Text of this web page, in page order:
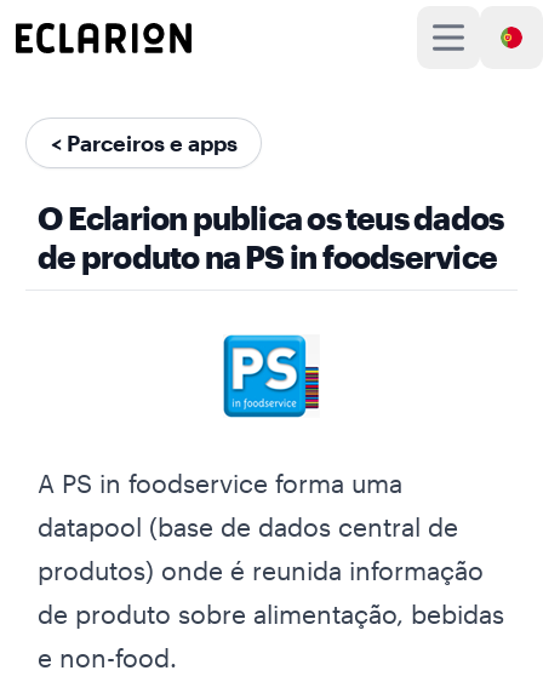
< Parceiros e apps
O Eclarion publica os teus dados
de produto na PS in foodservice
A PS in foodservice forma uma
datapool (base de dados central de
produtos) onde é reunida informação
de produto sobre alimentação, bebidas
e non-food.